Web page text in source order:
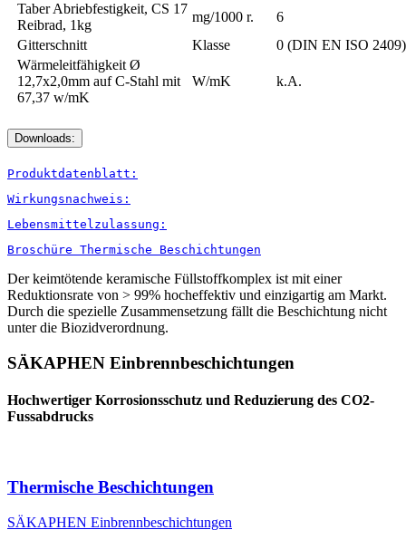
Taber Abriebfestigkeit, CS 17
Reibrad, 1kg
mg/1000 r.
6
Gitterschnitt
Klasse
0 (DIN EN ISO 2409)
Wärmeleitfähigkeit Ø
12,7x2,0mm auf C-Stahl mit
67,37 w/mK
W/mK k.A.
Downloads:
Produktdatenblatt:
Wirkungsnachweis:
Lebensmittelzulassung:
Broschüre Thermische Beschichtungen
Derkeimtötende keramische Füllstoffkomplex ist mit einer
Reduktionsrate von > 99% hocheffektiv und einzigartig am Markt.
Durch die spezielle Zusammensetzung fällt die Beschichtung nicht
unter die Biozidverordnung.
SÄKAPHEN Einbrennbeschichtungen
Hochwertiger Korrosionsschutz und Reduzierung des CO2-
Fussabdrucks
Thermische Beschichtungen
SÄKAPHEN Einbrennbeschichtungen